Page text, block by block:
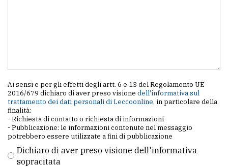
Ai sensi e per gli effetti degli artt. 6 e 13 del Regolamento UE
2016/679 dichiaro di aver preso visione dell'informativa sul
trattamento dei dati personali di Leccoonline, in particolare della
finalità:
- Richiesta di contatto o richiesta di informazioni
- Pubblicazione: le informazioni contenute nel messaggio
potrebbero essere utilizzate a fini di pubblicazione
Dichiaro di aver preso visione dell'informativa
sopracitata